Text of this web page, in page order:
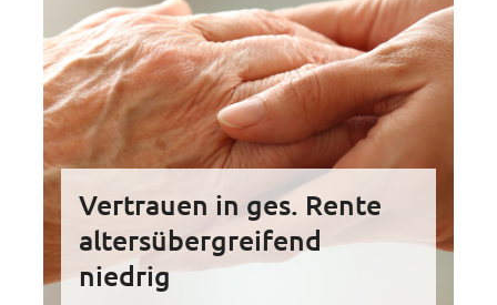
Vertrauen in ges. Rente
altersübergreifend
niedrig